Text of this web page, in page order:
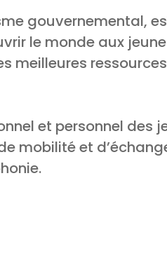
gouvernemental,
le monde aux
meilleures
et personnel des
mobilité et